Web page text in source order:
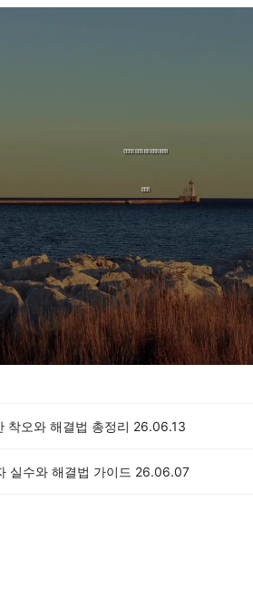
착오와 해결법 총정리 26.06.13
실수와 해결법 가이드 26.06.07